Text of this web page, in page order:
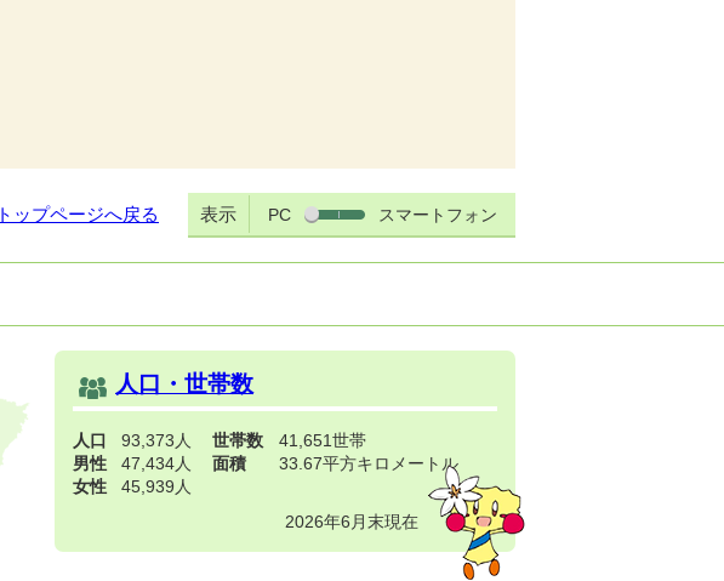
トップページへ戻る 表示 PC スマートフォン
人口・世帯数
人口
93,373人
男性
47,434人
女性
45,939人
世帯数
41,651世帯
面積
33.67平方キロメートル
2026年6月末現在